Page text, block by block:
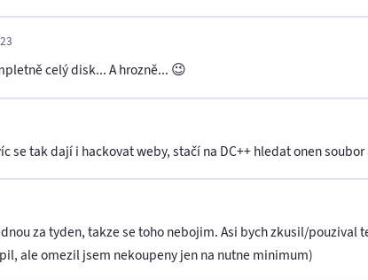
celý disk... A hrozně... 😉
se tak dají i hackovat weby, stačí na DC++ hledat onen
za tyden, takze se toho nebojim. Asi bych zkusil/pouzival
ale omezil jsem nekoupeny jen na nutne minimum)